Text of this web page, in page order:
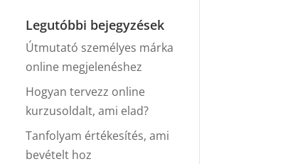
Legutóbbi bejegyzések
Útmutató személyes márka
online megjelenéshez
Hogyan tervezz online
kurzusoldalt, ami elad?
Tanfolyam értékesítés, ami
bevételt hoz